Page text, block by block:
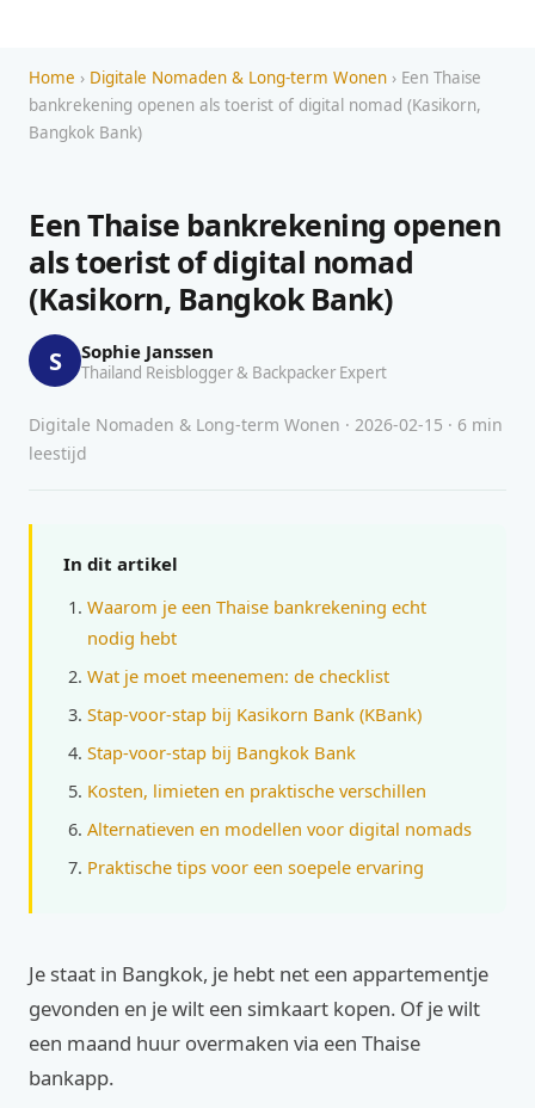
Home › Digitale Nomaden & Long-term Wonen › Een Thaise
bankrekening openen als toerist of digital nomad (Kasikorn,
Bangkok Bank)
Een Thaise bankrekening openen
als toerist of digital nomad
(Kasikorn, Bangkok Bank)
S Sophie Janssen
Thailand Reisblogger & Backpacker Expert
Digitale Nomaden & Long-term Wonen · 2026-02-15 · 6 min
leestijd
In dit artikel
Waarom je een Thaise bankrekening echt
nodig hebt
Wat je moet meenemen: de checklist
Stap‑voor‑stap bij Kasikorn Bank (KBank)
Stap‑voor‑stap bij Bangkok Bank
Kosten, limieten en praktische verschillen
Alternatieven en modellen voor digital nomads
Praktische tips voor een soepele ervaring
Je staat in Bangkok, je hebt net een appartementje
gevonden en je wilt een simkaart kopen. Of je wilt
een maand huur overmaken via een Thaise
bankapp.